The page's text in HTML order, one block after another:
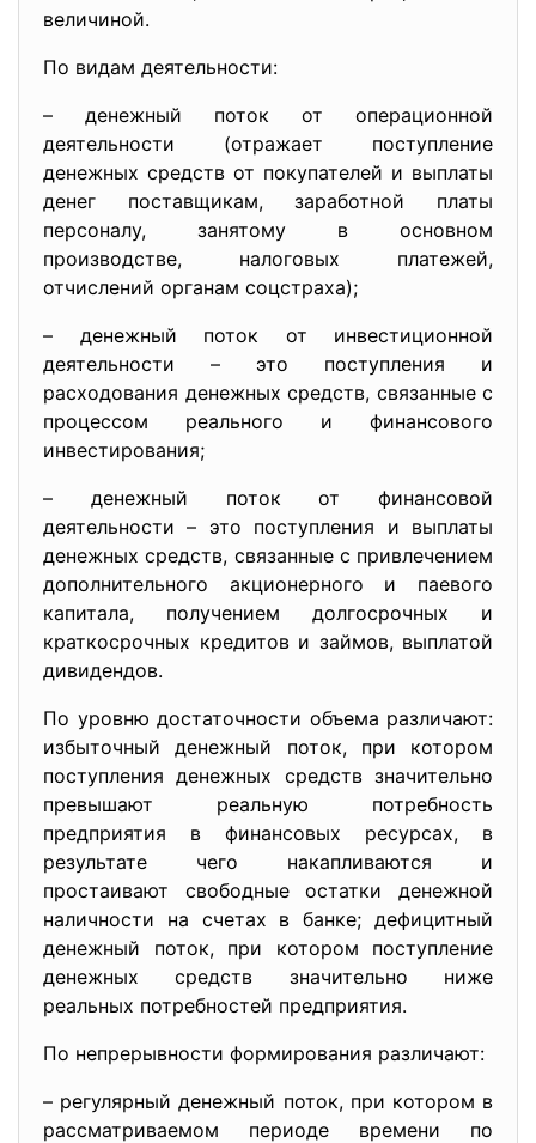
величиной.
По видам деятельности:
– денежный поток от операционной
деятельности (отражает поступление
денежных средств от покупателей и выплаты
денег поставщикам, заработной платы
персоналу, занятому в основном
производстве, налоговых платежей,
отчислений органам соцстраха);
– денежный поток от инвестиционной
деятельности – это поступления и
расходования денежных средств, связанные с
процессом реального и финансового
инвестирования;
– денежный поток от финансовой
деятельности – это поступления и выплаты
денежных средств, связанные с привлечением
дополнительного акционерного и паевого
капитала, получением долгосрочных и
краткосрочных кредитов и займов, выплатой
дивидендов.
По уровню достаточности объема различают:
избыточный денежный поток, при котором
поступления денежных средств значительно
превышают реальную потребность
предприятия в финансовых ресурсах, в
результате чего накапливаются и
простаивают свободные остатки денежной
наличности на счетах в банке; дефицитный
денежный поток, при котором поступление
денежных средств значительно ниже
реальных потребностей предприятия.
По непрерывности формирования различают:
– регулярный денежный поток, при котором в
рассматриваемом периоде времени по